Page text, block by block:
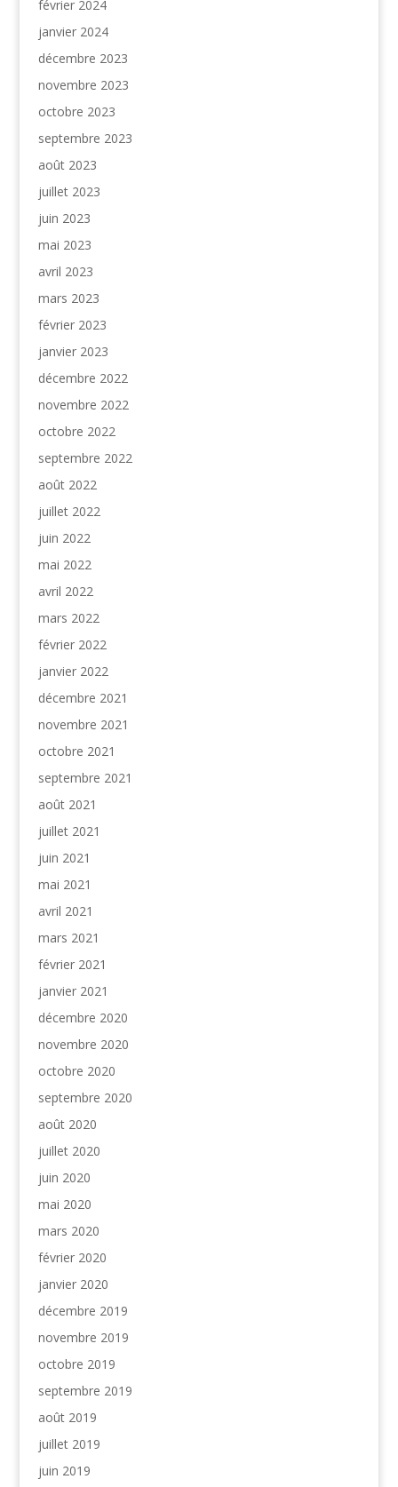
février 2024
janvier 2024
décembre 2023
novembre 2023
octobre 2023
septembre 2023
août 2023
juillet 2023
juin 2023
mai 2023
avril 2023
mars 2023
février 2023
janvier 2023
décembre 2022
novembre 2022
octobre 2022
septembre 2022
août 2022
juillet 2022
juin 2022
mai 2022
avril 2022
mars 2022
février 2022
janvier 2022
décembre 2021
novembre 2021
octobre 2021
septembre 2021
août 2021
juillet 2021
juin 2021
mai 2021
avril 2021
mars 2021
février 2021
janvier 2021
décembre 2020
novembre 2020
octobre 2020
septembre 2020
août 2020
juillet 2020
juin 2020
mai 2020
mars 2020
février 2020
janvier 2020
décembre 2019
novembre 2019
octobre 2019
septembre 2019
août 2019
juillet 2019
juin 2019